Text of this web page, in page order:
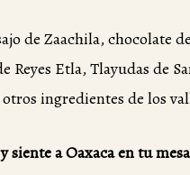
de Zaachila, chocolate
Reyes Etla, Tlayudas de
ingredientes de los
siente a Oaxaca en tu